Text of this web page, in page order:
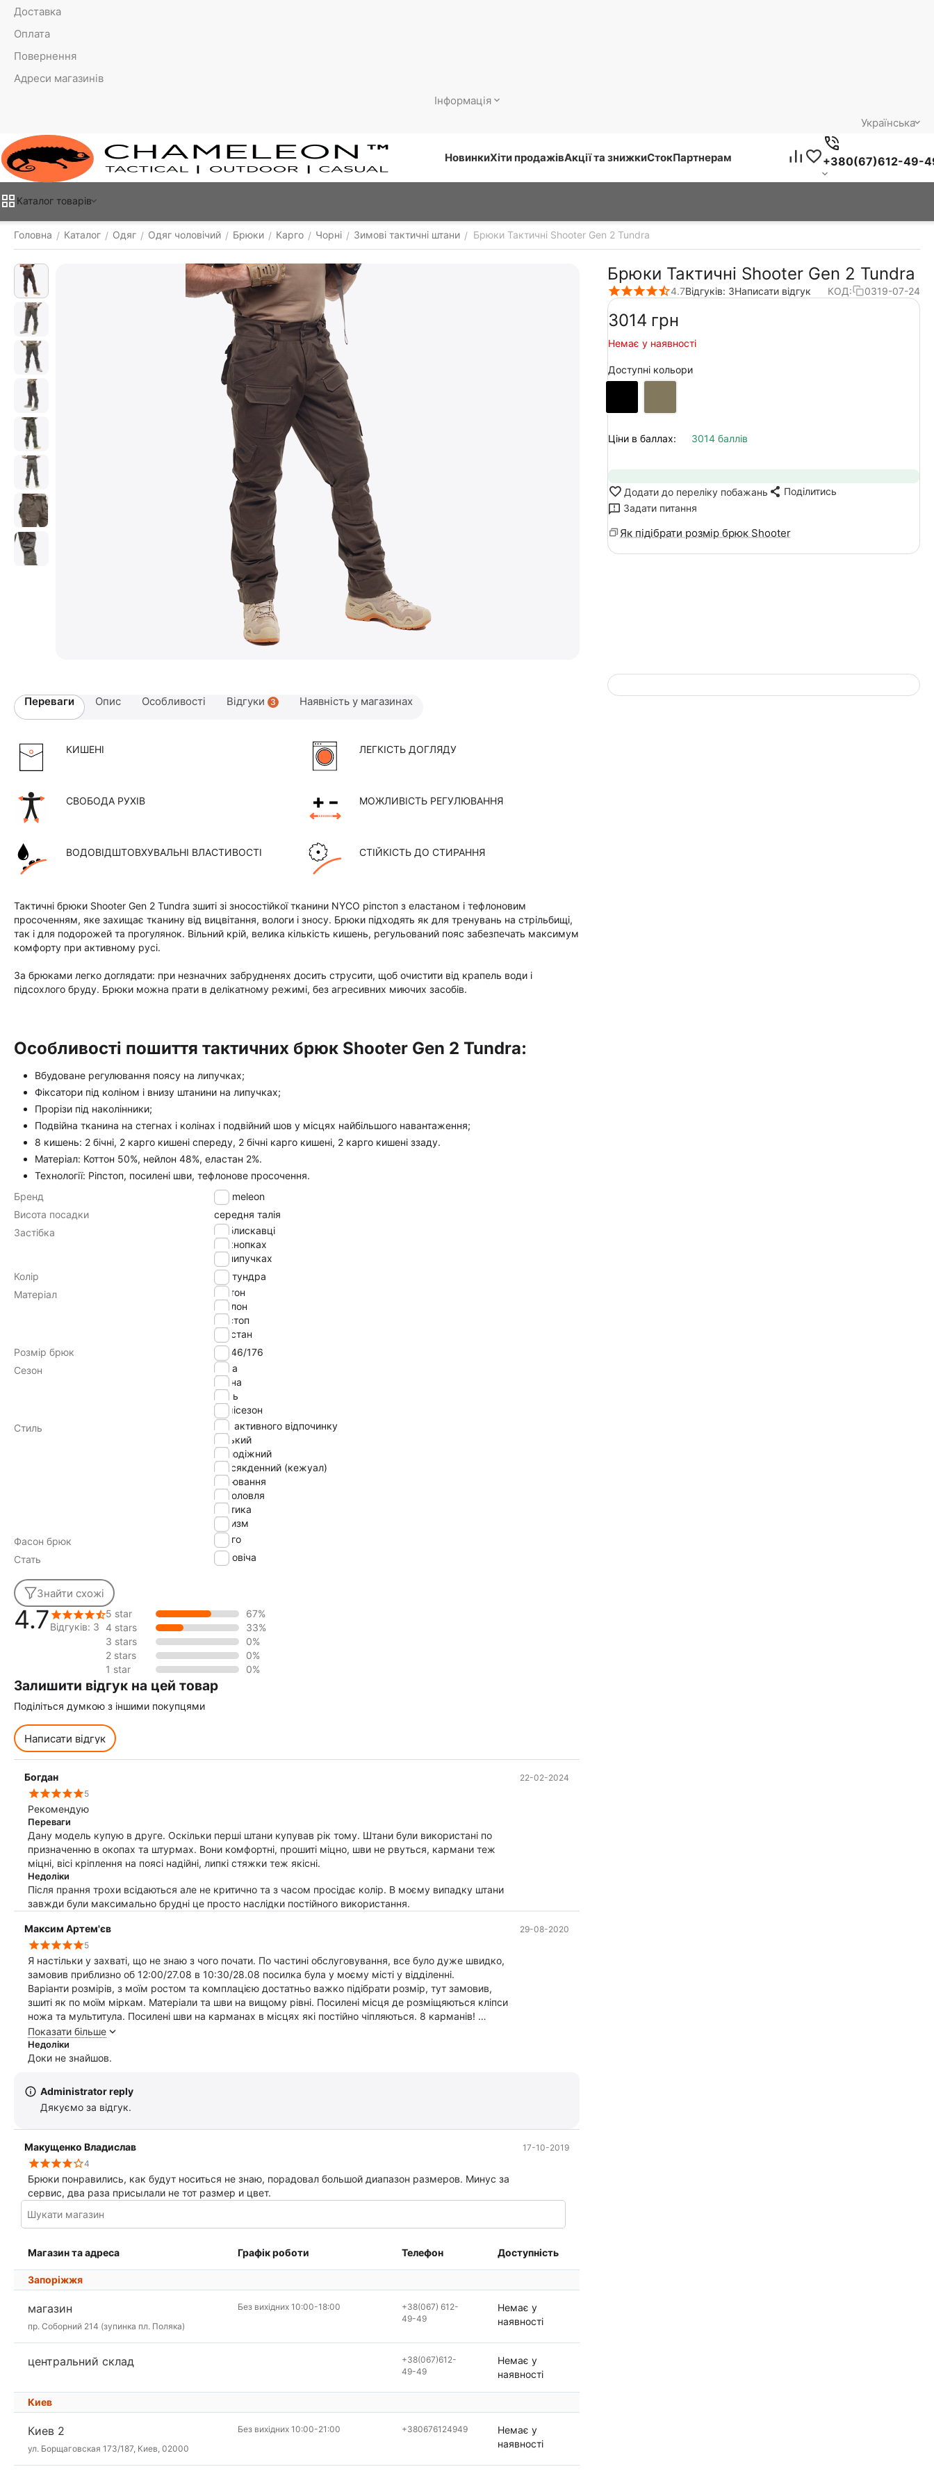
Доставка
Оплата
Повернення
Адреси магазинів
Інформація
Українська
НовинкиХіти продажівАкції та знижкиСтокПартнерам +380(67)612-49-
Каталог товарiв
Головна / Каталог / Одяг / Одяг чоловічий / Брюки / Карго / Чорні / Зимові тактичні штани / Брюки Тактичні Shooter Gen 2 Tundra
Брюки Тактичні Shooter Gen 2 Tundra
4.7Відгуків: 3Написати відгук КОД: 0319-07-24
‍3014‍ грн
Немає у наявності
Доступні кольори
Ціни в баллах: 3014 баллів
Додати до переліку побажань
Поділитись
Задати питання
Як підібрати розмір брюк Shooter
Переваги Опис Особливості Відгуки 3 Наявність у магазинах
КИШЕНІ ЛЕГКІСТЬ ДОГЛЯДУ
СВОБОДА РУХІВ МОЖЛИВІСТЬ РЕГУЛЮВАННЯ
ВОДОВІДШТОВХУВАЛЬНІ ВЛАСТИВОСТІ СТІЙКІСТЬ ДО СТИРАННЯ
Тактичні брюки Shooter Gen 2 Tundra зшиті зі зносостійкої тканини NYCO ріпстоп з еластаном і тефлоновим
просоченням, яке захищає тканину від вицвітання, вологи і зносу. Брюки підходять як для тренувань на стрільбищі,
так і для подорожей та прогулянок. Вільний крій, велика кількість кишень, регульований пояс забезпечать максимум
комфорту при активному русі.
За брюками легко доглядати: при незначних забрудненях досить струсити, щоб очистити від крапель води і
підсохлого бруду. Брюки можна прати в делікатному режимі, без агресивних миючих засобів.
Особливості пошиття тактичних брюк Shooter Gen 2 Tundra:
Вбудоване регулювання поясу на липучках;
Фіксатори під коліном і внизу штанини на липучках;
Прорізи під наколінники;
Подвійна тканина на стегнах і колінах і подвійний шов у місцях найбільшого навантаження;
8 кишень: 2 бічні, 2 карго кишені спереду, 2 бічні карго кишені, 2 карго кишені ззаду.
Матеріал: Коттон 50%, нейлон 48%, еластан 2%.
Технології: Ріпстоп, посилені шви, тефлонове просочення.
Бренд
Chameleon
Висота посадки
середня талія
Застібка
на блискавці
на кнопках
на липучках
Колір
тундра
Матеріал
коттон
нейлон
ріпстоп
эластан
Розмір брюк
44-46/176
Сезон
зима
весна
осінь
демісезон
Стиль
для активного відпочинку
міський
молодіжний
повсякденний (кежуал)
полювання
риболовля
тактика
туризм
Фасон брюк
карго
Стать
Чоловіча
Знайти схожі
4.7Відгуків: 3
5 star
67%
4 stars
33%
3 stars
0%
2 stars
0%
1 star
0%
Залишити відгук на цей товар
Поділіться думкою з іншими покупцями
Написати відгук
Богдан
22-02-2024
5
Рекомендую
Переваги
Дану модель купую в друге. Оскільки перші штани купував рік тому. Штани були використані по
призначенню в окопах та штурмах. Вони комфортні, прошиті міцно, шви не рвуться, кармани теж
міцні, вісі кріплення на поясі надійні, липкі стяжки теж якісні.
Недоліки
Після прання трохи всідаються але не критично та з часом просідає колір. В моєму випадку штани
завжди були максимально брудні це просто наслідки постійного використання.
Максим Артем'єв
29-08-2020
5
Я настільки у захваті, що не знаю з чого почати. По частині обслуговування, все було дуже швидко,
замовив приблизно об 12:00/27.08 в 10:30/28.08 посилка була у моєму місті у відділенні.
Варіанти розмірів, з моїм ростом та комплацією достатньо важко підібрати розмір, тут замовив,
зшиті як по моїм міркам. Матеріали та шви на вищому рівні. Посилені місця де розміщяються кліпси
ножа та мультитула. Посилені шви на карманах в місцях які постійно чіпляються. 8 карманів!
Реалізовані найкращі технологічні рішення від Crye за демократичною ціною.
Якщо коротко, штани мені дуже сподобались, взяв 2 пари різного кольору. Як тільки ці гепну,
замовлю ще. Дякую!
Показати більше
Недоліки
Доки не знайшов.
Administrator reply
Дякуємо за відгук.
Макущенко Владислав
17-10-2019
4
Брюки понравились, как будут носиться не знаю, порадовал большой диапазон размеров. Минус за
сервис, два раза присылали не тот размер и цвет.
Магазин та адреса Графік роботи Телефон Доступність
Запоріжжя
магазин
пр. Соборний 214 (зупинка пл. Поляка)
Без вихідних 10:00-18:00
+38(067) 612-
49-49
Немає у
наявності
центральний склад
+38(067)612-
49-49
Немає у
наявності
Киев
Киев 2
ул. Борщаговская 173/187, Киев, 02000
Без вихідних 10:00-21:00 +380676124949
Немає у
наявності